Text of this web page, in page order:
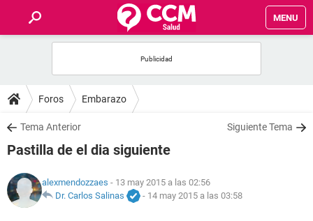
MENU
FOROS
SALUD
NUTRICIÓN
Foros Embarazo
Tema Anterior Siguiente Tema
Pastilla de el dia siguiente
alexmendozzaes - 13 may 2015 a las 02:56
Dr. Carlos Salinas
- 14 may 2015 a las 03:58